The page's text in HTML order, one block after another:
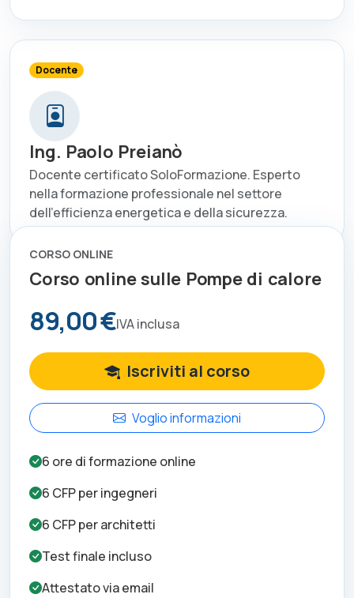
Docente
Ing. Paolo Preianò
Docente certificato SoloFormazione. Esperto
nella formazione professionale nel settore
dell'efficienza energetica e della sicurezza.
CORSO ONLINE
Corso online sulle Pompe di calore
89,00 €IVA inclusa
Iscriviti al corso
Voglio informazioni
6 ore di formazione online
6 CFP peringegneri
6 CFP perarchitetti
Test finale incluso
Attestato via email